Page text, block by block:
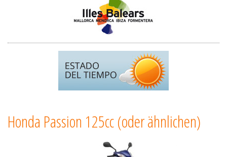
Honda Passion 125cc (oder ähnlichen)